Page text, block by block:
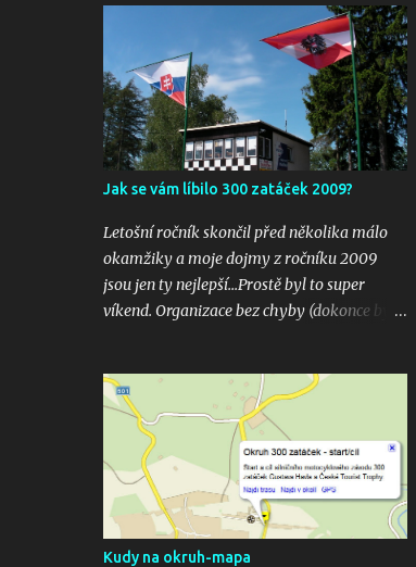
Jak se vám líbilo 300 zatáček 2009?
Letošní ročník skončil před několika málo
okamžiky a moje dojmy z ročníku 2009
jsou jen ty nejlepší...Prostě byl to super
víkend. Organizace bez chyby (dokonce bylo
žádná velká nehoda pokud vím a hlavně
překrásné souboje hned v několika
kubaturách. Máte fotky, videa ? Pošlete mi
odkaz na email 300zatacek@gmail.com a
podělte se s ostatními, budou uveřejněny na
těchto stránkých. Dík. A jak se líbily Zatáčky
vám? Pište do komentářů...
Kudy na okruh-mapa